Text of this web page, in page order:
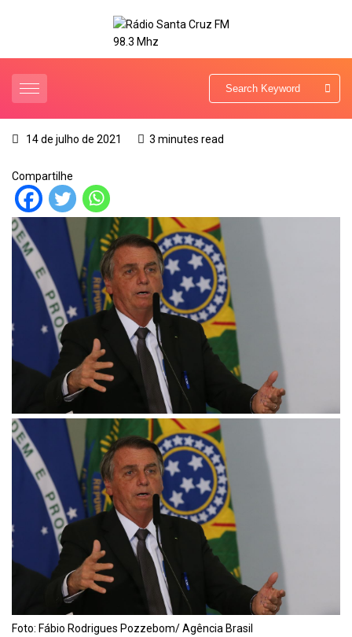
14 de julho de 2021 3 minutes read
Compartilhe
Foto: Fábio Rodrigues Pozzebom/ Agência Brasil